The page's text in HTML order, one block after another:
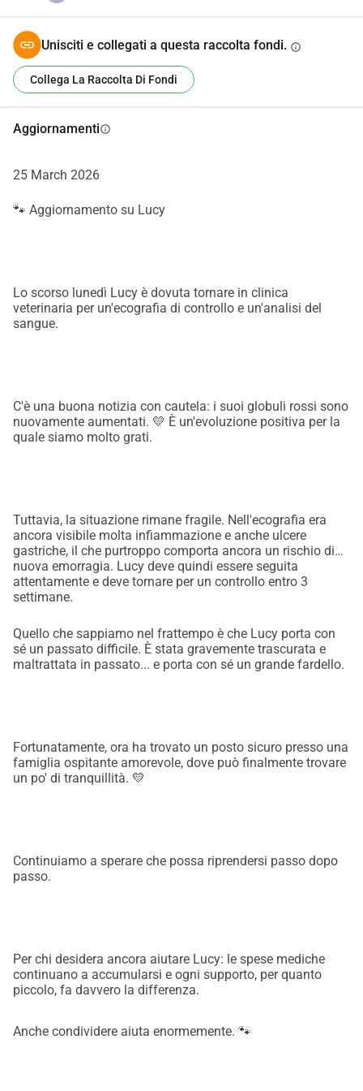
possibilità di guarire.Naturalmente, rimarremo trasparenti e
Lucy riesce a superare questo momento, speriamo che alla
fine possa trovare una casa calda dove ricevere finalmente
la tranquillità, le cure e l'amore che merita.Grazie a tutti
messaggio.Anche questo significa moltissimo per lei.
Unisciti e collegati a questa raccolta fondi. info
Collega La Raccolta Di Fondi
Aggiornamentiinfo
25 March 2026
🐾 Aggiornamento su Lucy
Lo scorso lunedì Lucy è dovuta tornare in clinica
veterinaria per un'ecografia di controllo e un'analisi del
sangue.
C'è una buona notizia con cautela: i suoi globuli rossi sono
nuovamente aumentati. 💛 È un'evoluzione positiva per la
quale siamo molto grati.
Tuttavia, la situazione rimane fragile. Nell'ecografia era
ancora visibile molta infiammazione e anche ulcere
gastriche, il che purtroppo comporta ancora un rischio di
nuova emorragia. Lucy deve quindi essere seguita
attentamente e deve tornare per un controllo entro 3
settimane.
Quello che sappiamo nel frattempo è che Lucy porta con
sé un passato difficile. È stata gravemente trascurata e
maltrattata in passato... e porta con sé un grande fardello.
Fortunatamente, ora ha trovato un posto sicuro presso una
famiglia ospitante amorevole, dove può finalmente trovare
un po' di tranquillità. 💛
Continuiamo a sperare che possa riprendersi passo dopo
passo.
Per chi desidera ancora aiutare Lucy: le spese mediche
continuano a accumularsi e ogni supporto, per quanto
piccolo, fa davvero la differenza.
Anche condividere aiuta enormemente. 🐾